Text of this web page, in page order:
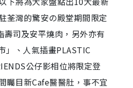
荃灣的驚安の殿堂期間限定
司及安平燒肉，另外亦有
」、人氣插畫PLASTIC
公仔影相位將限定登
矚目新Cafe醫醫肚，事不宜